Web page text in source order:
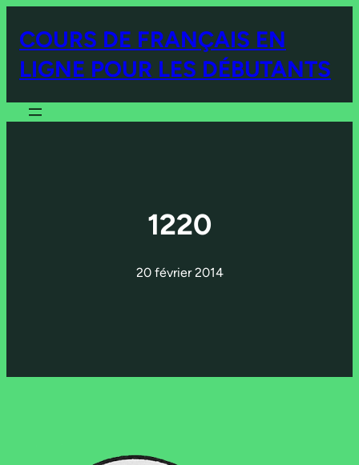
contenu
COURS DE FRANÇAIS EN
LIGNE POUR LES DÉBUTANTS
1220
20 février 2014